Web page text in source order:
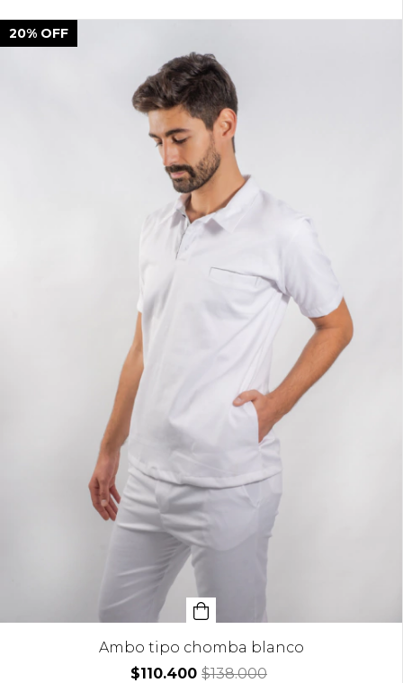
20% OFF
Ambo tipo chomba blanco
$110.400 $138.000